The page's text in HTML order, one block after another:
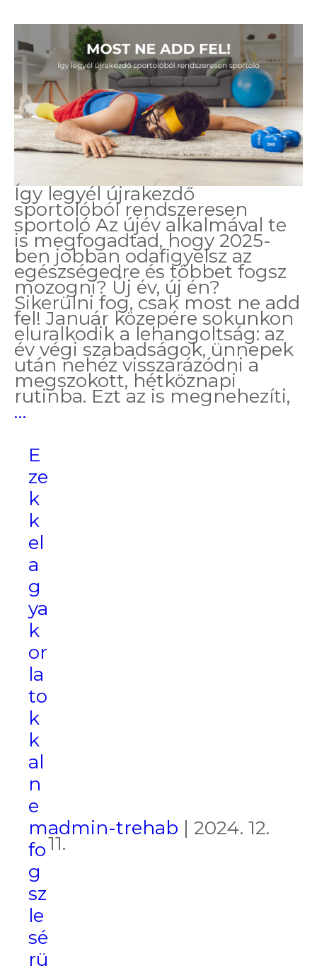
Így legyél újrakezdő
sportolóból rendszeresen
sportoló Az újév alkalmával te
is megfogadtad, hogy 2025-
ben jobban odafigyelsz az
egészségedre és többet fogsz
mozogni? Új év, új én?
Sikerülni fog, csak most ne add
fel! Január közepére sokunkon
eluralkodik a lehangoltság: az
év végi szabadságok, ünnepek
után nehéz visszarázódni a
megszokott, hétköznapi
rutinba. Ezt az is megnehezíti,
…
fel!
E
ze
k
k
el
a
g
ya
k
or
la
to
k
k
al
n
e
m
fo
g
sz
le
sé
rü
admin-trehab | 2024. 12.
11.